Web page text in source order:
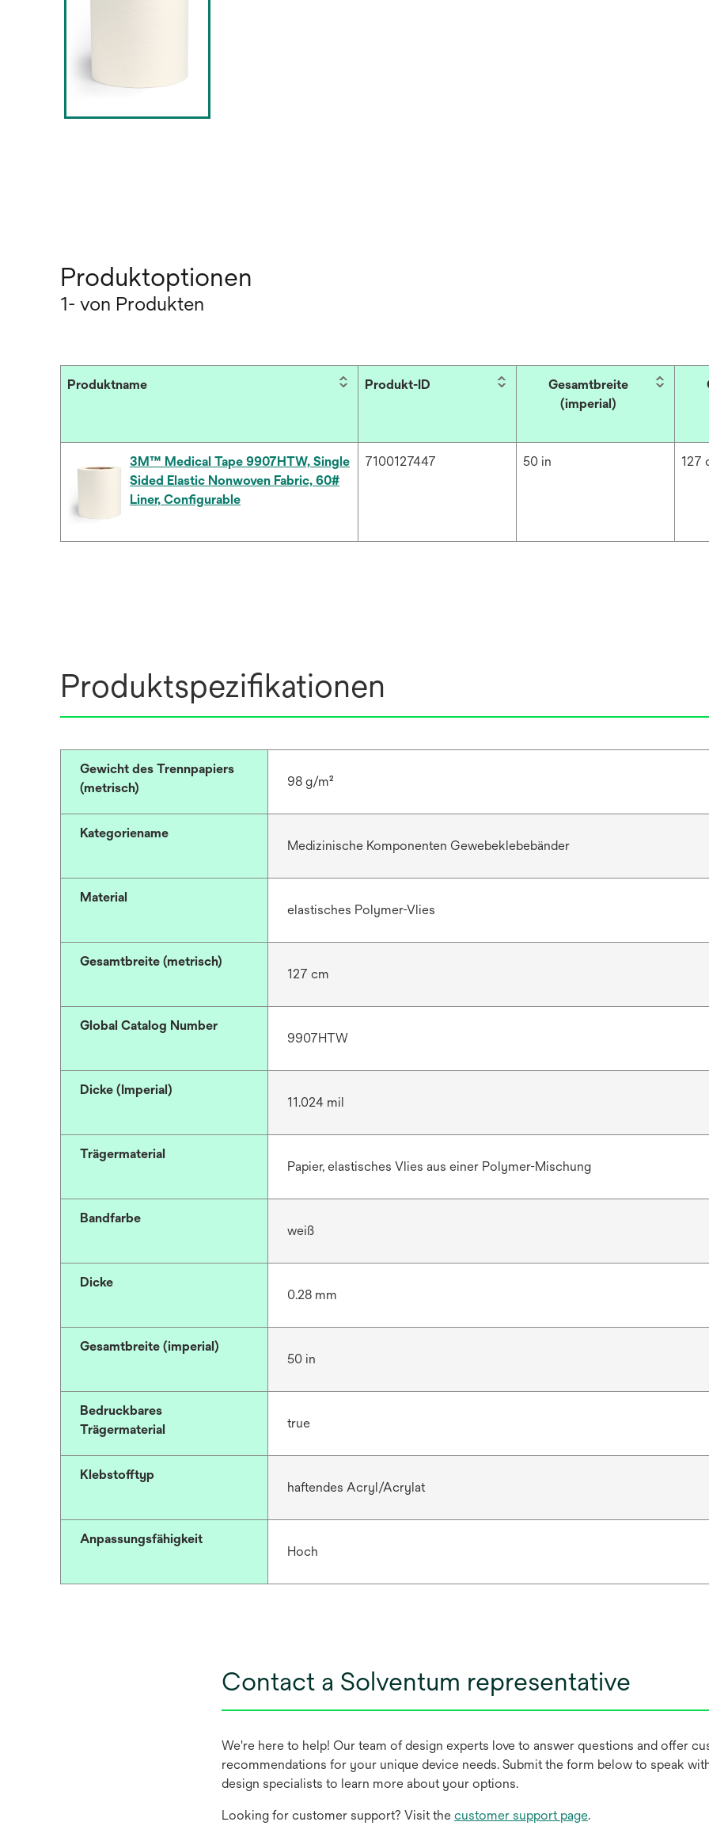
Produktoptionen
1- von Produkten
Produktname Produkt-ID
Gesamtbreite
(imperial)
3M™ Medical Tape 9907HTW, Single
Sided Elastic Nonwoven Fabric, 60#
Liner, Configurable
7100127447 50 in 127
Produktspezifikationen
Gewicht des Trennpapiers
(metrisch)
98 g/m²
Kategoriename
Medizinische Komponenten Gewebeklebebänder
Material
elastisches Polymer-Vlies
Gesamtbreite (metrisch)
127 cm
Global Catalog Number
9907HTW
Dicke (Imperial)
11.024 mil
Trägermaterial
Papier, elastisches Vlies aus einer Polymer-Mischung
Bandfarbe
weiß
Dicke
0.28 mm
Gesamtbreite (imperial)
50 in
Bedruckbares
Trägermaterial
true
Klebstofftyp
haftendes Acryl/Acrylat
Anpassungsfähigkeit
Hoch
Contact a Solventum representative
We're here to help! Our team of design experts love to answer questions and offer
recommendations for your unique device needs. Submit the form below to speak
design specialists to learn more about your options.
Looking for customer support? Visit the customer support page.